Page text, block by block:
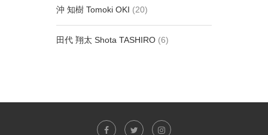
沖 知樹 Tomoki OKI (20)
田代 翔太 Shota TASHIRO (6)